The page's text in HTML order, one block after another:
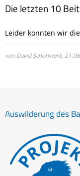
Die letzten 10
Leider konnten wir
von David Schuhwerk,
Auswilderung des